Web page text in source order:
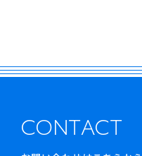
CONTACT